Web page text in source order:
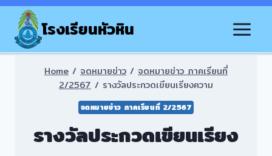
Skip
contentโรงเรียนหัวหิน
Home / จดหมายข่าว / จดหมายข่าว ภาคเรียนที่
2/2567 / รางวัลประกวดเขียนเรียงความ
จดหมายข่าว ภาคเรียนที่ 2/2567
รางวัลประกวดเขียนเรียง